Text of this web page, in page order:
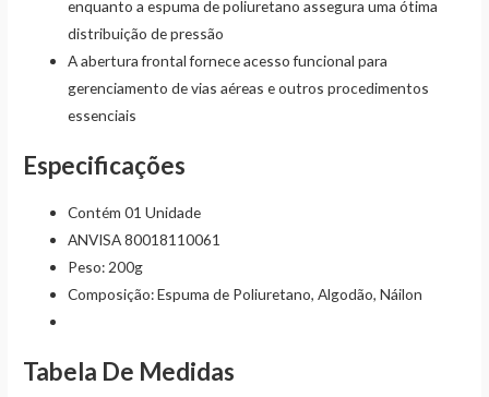
enquanto a espuma de poliuretano assegura uma ótima
distribuição de pressão
A abertura frontal fornece acesso funcional para
gerenciamento de vias aéreas e outros procedimentos
essenciais
Especificações
Contém 01 Unidade
ANVISA 80018110061
Peso: 200g
Composição: Espuma de Poliuretano, Algodão, Náilon
Tabela De Medidas